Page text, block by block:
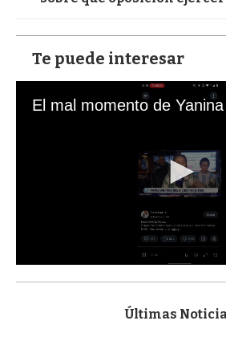
Te puede interesar
s
Últimas